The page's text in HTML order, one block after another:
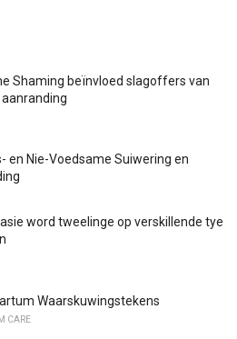
Shaming beïnvloed slagoffers van
en Nie-Voedsame Suiwering en
word tweelinge op verskillende tye
Waarskuwingstekens
CARE